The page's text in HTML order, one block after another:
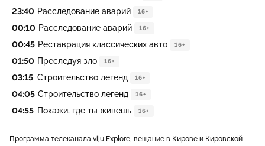
23:40 Расследование аварий 16+
00:10 Расследование аварий 16+
00:45 Реставрация классических авто 16+
01:50 Преследуя зло 16+
03:15 Строительство легенд 16+
04:05 Строительство легенд 16+
04:55 Покажи, где ты живешь 16+
Программа телеканала viju Explore, вещание в Кирове и Кировской